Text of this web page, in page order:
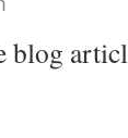
blog